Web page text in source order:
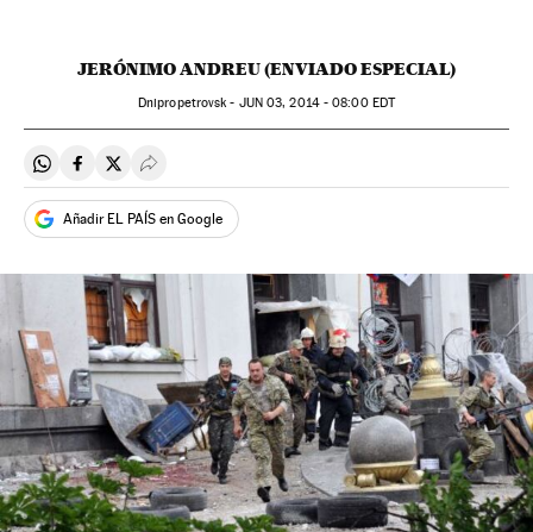
JERÓNIMO ANDREU (ENVIADO ESPECIAL)
Dnipropetrovsk - JUN03, 2014 - 08:00EDT
Compartir en Whatsapp
Compartir en Facebook
Compartir en Twitter
Desplegar Redes Sociales
Añadir EL PAÍS en Google